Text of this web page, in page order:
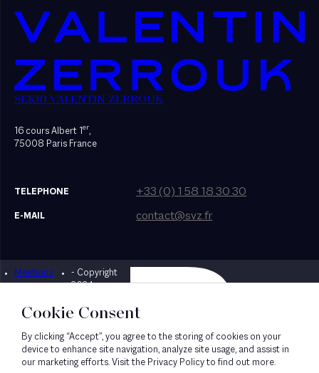
SEKRI VALENTIN ZERROUK
16 cours Albert 1er,
75008 Paris France
TELEPHONE +33 (0) 1 58 18 30 30
E-MAIL contact@svz.fr
Mentions
légales
- Copyright
2024
Designed by Bonhomme
Cookie Consent
By clicking “Accept”, you agree to the storing of cookies on your
device to enhance site navigation, analyze site usage, and assist in
our marketing efforts. Visit the Privacy Policy to find out more.